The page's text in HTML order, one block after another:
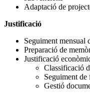
Adaptació de
Justificació
Seguiment mensual
Preparació de
Justificació
Classificació
Seguiment
Gestió